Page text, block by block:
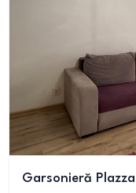
Garsonieră